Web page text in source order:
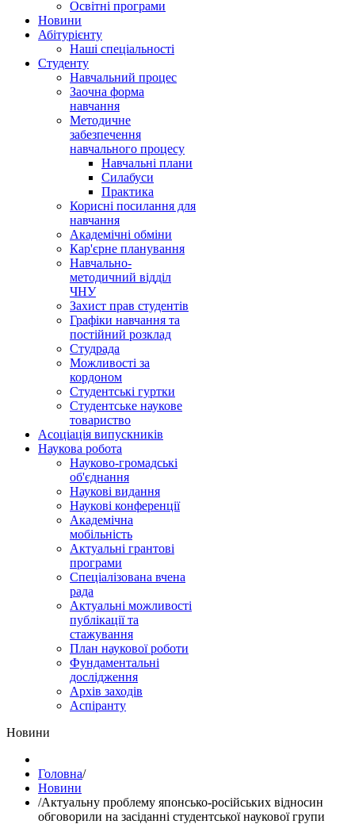
Освітні програми
Hовини
Абітурієнту
Наші спеціальності
Студенту
Навчальний процес
Заочна форма
навчання
Методичне
забезпечення
навчального процесу
Навчальні плани
Силабуси
Практика
Корисні посилання для
навчання
Академічні обміни
Кар'єрне планування
Навчально-
методичний відділ
ЧНУ
Захист прав студентів
Графіки навчання та
постійний розклад
Студрада
Можливості за
кордоном
Студентські гуртки
Студентське наукове
товариство
Асоціація випускників
Наукова робота
Науково-громадські
об'єднання
Наукові видання
Наукові конференції
Академічна
мобільність
Актуальні грантові
програми
Спеціалізована вчена
рада
Актуальні можливості
публікації та
стажування
План наукової роботи
Фундаментальні
дослідження
Архів заходів
Аспіранту
Hовини
Головна/
Hовини
/Актуальну проблему японсько-російських відносин
обговорили на засіданні студентської наукової групи